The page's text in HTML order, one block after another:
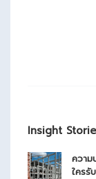
Insight
ความ
ใครรั